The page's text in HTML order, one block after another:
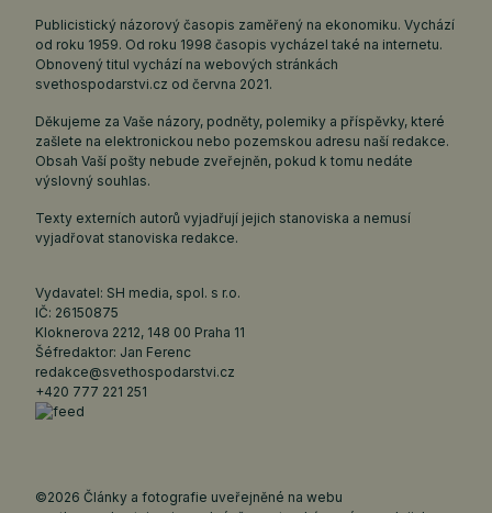
Publicistický názorový časopis zaměřený na ekonomiku. Vychází
od roku 1959. Od roku 1998 časopis vycházel také na internetu.
Obnovený titul vychází na webových stránkách
svethospodarstvi.cz od června 2021.
Děkujeme za Vaše názory, podněty, polemiky a příspěvky, které
zašlete na elektronickou nebo pozemskou adresu naší redakce.
Obsah Vaší pošty nebude zveřejněn, pokud k tomu nedáte
výslovný souhlas.
Texty externích autorů vyjadřují jejich stanoviska a nemusí
vyjadřovat stanoviska redakce.
Vydavatel: SH media, spol. s r.o.
IČ: 26150875
Kloknerova 2212, 148 00 Praha 11
Šéfredaktor: Jan Ferenc
redakce@svethospodarstvi.cz
+420 777 221 251
©2026 Články a fotografie uveřejněné na webu